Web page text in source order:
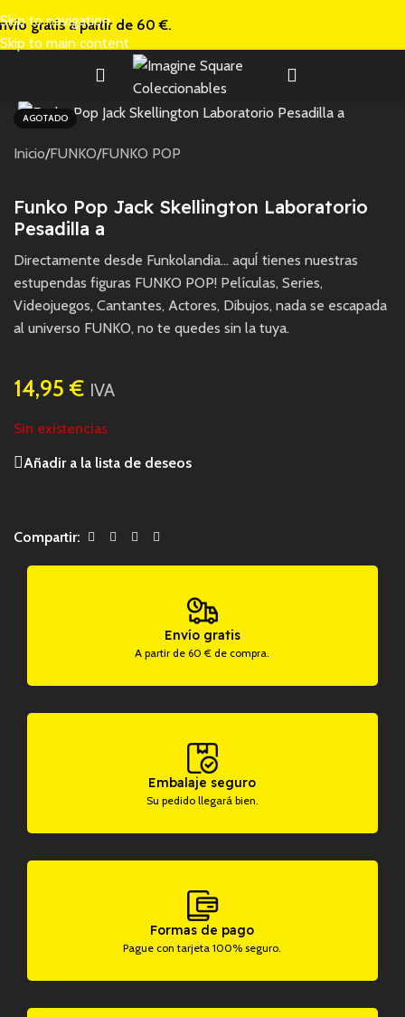
Skip to navigation
Skip to main content
gratis apartir de 60 €.
AGOTADO
Inicio/FUNKO/FUNKO POP
Funko Pop Jack Skellington Laboratorio
Pesadilla a
Directamente desde Funkolandia… aquÍ tienes nuestras
estupendas figuras FUNKO POP! Películas, Series,
Videojuegos, Cantantes, Actores, Dibujos, nada se escapada
al universo FUNKO, no te quedes sin la tuya.
14,95 € IVA
Sin existencias
Añadir a la lista de deseos
Compartir:
Envío gratis
A partir de 60 € de compra.
Embalaje seguro
Su pedido llegará bien.
Formas de pago
Pague con tarjeta 100% seguro.